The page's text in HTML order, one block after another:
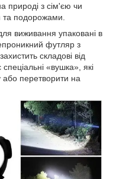
природі з сім'єю чи
та подорожами.
виживання упаковані в
футляр з
складові від
«вушка», які
або перетворити на